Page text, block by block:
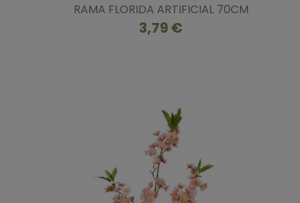
RAMA FLORIDA ARTIFICIAL 70CM
3,79 €